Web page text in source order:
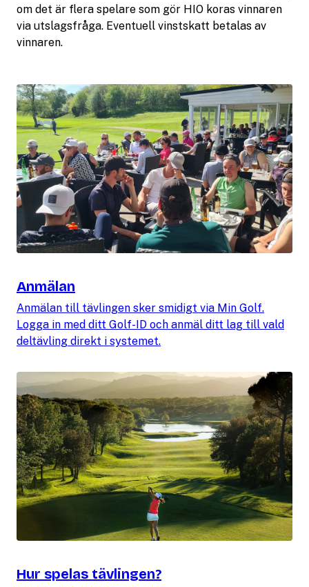
om det är flera spelare som gör HIO koras vinnaren
via utslagsfråga. Eventuell vinstskatt betalas av
vinnaren.
Anmälan
Anmälan till tävlingen sker smidigt via Min Golf.
Logga in med ditt Golf-ID och anmäl ditt lag till vald
deltävling direkt i systemet.
Hur spelas tävlingen?